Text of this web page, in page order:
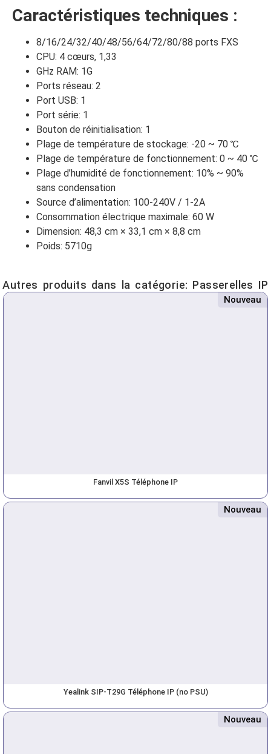
Caractéristiques techniques :
8/16/24/32/40/48/56/64/72/80/88 ports FXS
CPU: 4 cœurs, 1,33
GHz RAM: 1G
Ports réseau: 2
Port USB: 1
Port série: 1
Bouton de réinitialisation: 1
Plage de température de stockage: -20 ~ 70 ℃
Plage de température de fonctionnement: 0 ~ 40 ℃
Plage d’humidité de fonctionnement: 10% ~ 90%
sans condensation
Source d’alimentation: 100-240V / 1-2A
Consommation électrique maximale: 60 W
Dimension: 48,3 cm × 33,1 cm × 8,8 cm
Poids: 5710g
Autres produits dans la catégorie: Passerelles IP
Nouveau
Fanvil X5S Téléphone IP
Nouveau
Yealink SIP-T29G Téléphone IP (no PSU)
Nouveau